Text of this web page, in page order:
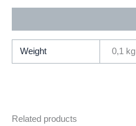
/
quantity
Weight 0,1 kg
Related products